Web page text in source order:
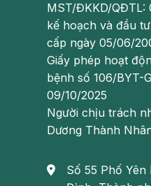
MST/ĐKKD/QĐTL:
kế hoạch và đầu
cấp ngày 05/06/
Giấy phép hoạt
bệnh số 106/BYT-
09/10/2025
Người chịu trách
Dương Thành
Số 55 Phố